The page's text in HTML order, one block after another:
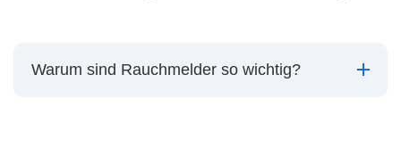
Warum sind Rauchmelder so wichtig?